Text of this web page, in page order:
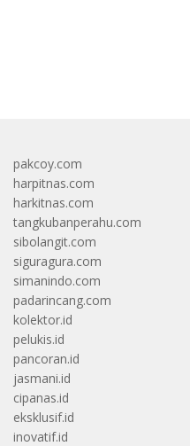
pakcoy.com
harpitnas.com
harkitnas.com
tangkubanperahu.com
sibolangit.com
siguragura.com
simanindo.com
padarincang.com
kolektor.id
pelukis.id
pancoran.id
jasmani.id
cipanas.id
eksklusif.id
inovatif.id